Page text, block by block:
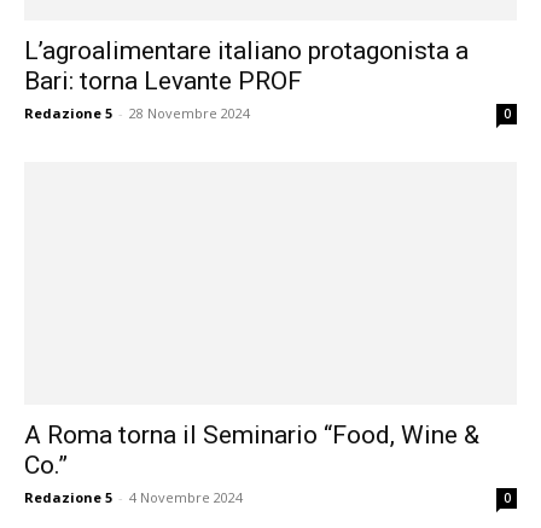
L’agroalimentare italiano protagonista a
Bari: torna Levante PROF
Redazione 5 - 28 Novembre 2024 0
A Roma torna il Seminario “Food, Wine &
Co.”
Redazione 5 - 4 Novembre 2024 0